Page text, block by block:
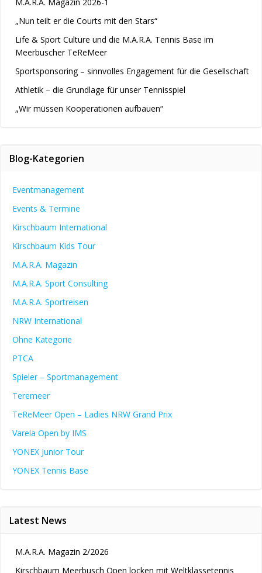
„Nun teilt er die Courts mit den Stars“
Life & Sport Culture und die M.A.R.A. Tennis Base im
Meerbuscher TeReMeer
Sportsponsoring – sinnvolles Engagement für die Gesellschaft
Athletik – die Grundlage für unser Tennisspiel
„Wir müssen Kooperationen aufbauen“
Blog-Kategorien
Eventmanagement
Events & Termine
Kirschbaum International
Kirschbaum Kids Tour
M.A.R.A. Magazin
M.A.R.A. Sport Consulting
M.A.R.A. Sportreisen
NRW International
Ohne Kategorie
PTCA
Spieler – Sportmanagement
Teremeer
TeReMeer Open – Ladies NRW Grand Prix
Varela Open by IMS
YONEX Junior Tour
YONEX Tennis Base
Latest News
M.A.R.A. Magazin 2/2026
Kirschbaum Meerbusch Open locken mit Weltklassetennis